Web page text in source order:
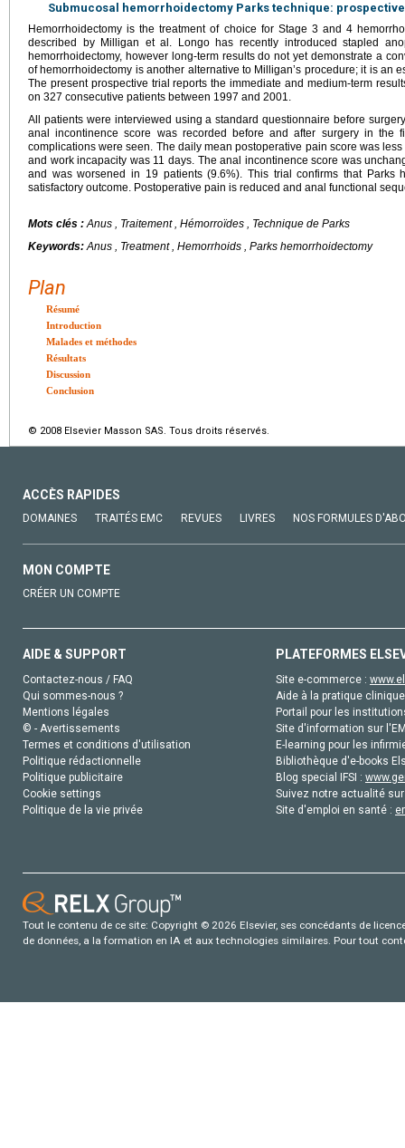
Submucosal hemorrhoidectomy Parks technique:
Hemorrhoidectomy is the treatment of choice for Stage 3 and 4
described by Milligan et al. Longo has recently introduced stapled
hemorrhoidectomy, however long-term results do not yet demonstrate a
of hemorrhoidectomy is another alternative to Milligan’s procedure; it is an
The present prospective trial reports the immediate and medium-term
on 327 consecutive patients between 1997 and 2001.
All patients were interviewed using a standard questionnaire before
anal incontinence score was recorded before and after surgery in the
complications were seen. The daily mean postoperative pain score was
and work incapacity was 11 days. The anal incontinence score was
and was worsened in 19 patients (9.6%). This trial confirms that Parks
satisfactory outcome. Postoperative pain is reduced and anal functional
Mots clés :Anus , Traitement , Hémorroïdes , Technique de Parks
Keywords:Anus , Treatment , Hemorrhoids , Parks hemorrhoidectomy
Plan
Résumé
Introduction
Malades et méthodes
Résultats
Discussion
Conclusion
© 2008 Elsevier Masson SAS. Tous droits réservés.
ACCÈS RAPIDES
DOMAINES TRAITÉS EMC REVUES LIVRES NOS FORMULES
MON COMPTE
CRÉER UN COMPTE
AIDE & SUPPORT
Contactez-nous / FAQ
Qui sommes-nous ?
Mentions légales
© - Avertissements
Termes et conditions d'utilisation
Politique rédactionnelle
Politique publicitaire
Cookie settings
Politique de la vie privée
PLATEFORMES
Site e-commerce :
Aide à la pratique
Portail pour les
Site d'information sur
E-learning pour les
Bibliothèque d'e-books
Blog special IFSI :
Suivez notre actualité
Site d'emploi en santé :
Tout le contenu de ce site: Copyright © 2026 Elsevier, ses concédants de
de données, a la formation en IA et aux technologies similaires. Pour tout